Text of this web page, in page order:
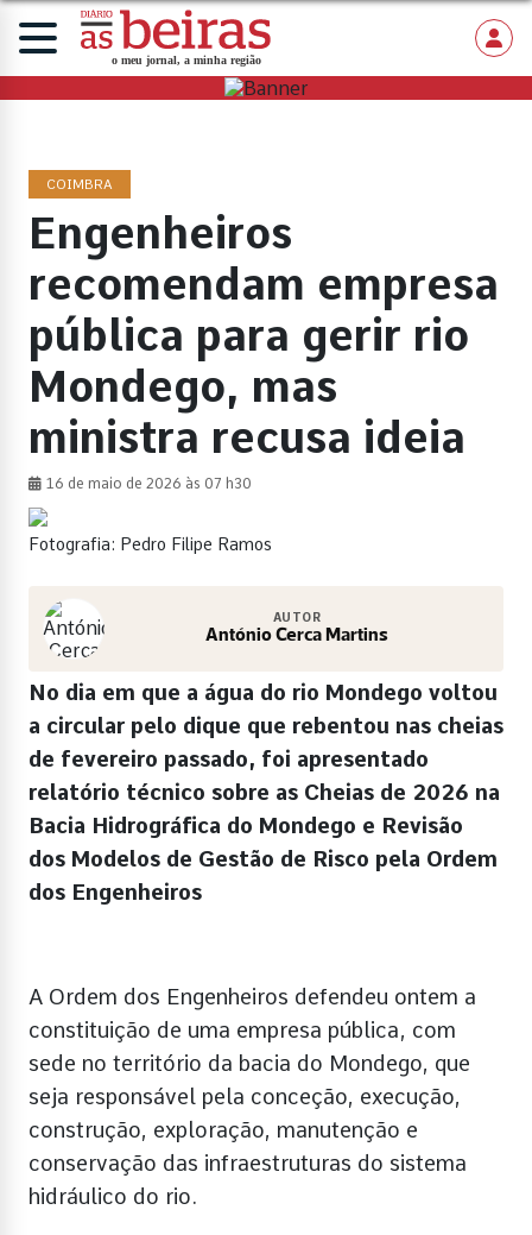
COIMBRA
Engenheiros
recomendam empresa
pública para gerir rio
Mondego, mas
ministra recusa ideia
16 de maio de 2026 às 07 h30
Fotografia: Pedro Filipe Ramos
AUTOR
António Cerca Martins
No dia em que a água do rio Mondego voltou
a circular pelo dique que rebentou nas cheias
de fevereiro passado, foi apresentado
relatório técnico sobre as Cheias de 2026 na
Bacia Hidrográfica do Mondego e Revisão
dos Modelos de Gestão de Risco pela Ordem
dos Engenheiros
A Ordem dos Engenheiros defendeu ontem a
constituição de uma empresa pública, com
sede no território da bacia do Mondego, que
seja responsável pela conceção, execução,
construção, exploração, manutenção e
conservação das infraestruturas do sistema
hidráulico do rio.